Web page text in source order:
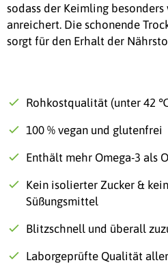
sodass der Keimling
anreichert. Die schonende
sorgt für den Erhalt der
Rohkostqualität (unter 42
100 % vegan und glutenfrei
Enthält mehr Omega-3 als
Kein isolierter Zucker &
Süßungsmittel
Blitzschnell und überall
Laborgeprüfte Qualität